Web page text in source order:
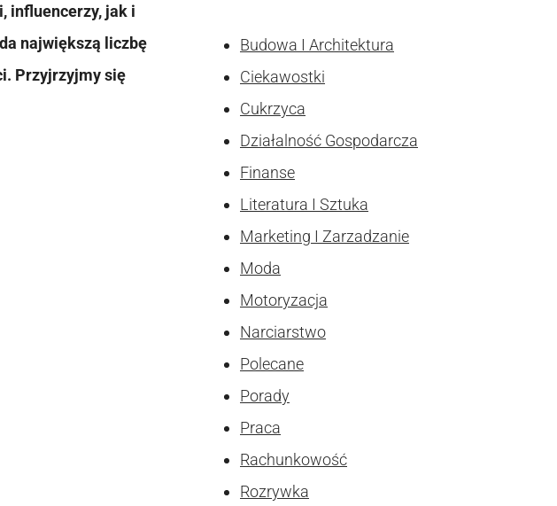
influencerzy, jak i
największą liczbę
Przyjrzyjmy się
Budowa I Architektura
Ciekawostki
Cukrzyca
Działalność Gospodarcza
Finanse
Literatura I Sztuka
Marketing I Zarzadzanie
Moda
Motoryzacja
Narciarstwo
Polecane
Porady
Praca
Rachunkowość
Rozrywka